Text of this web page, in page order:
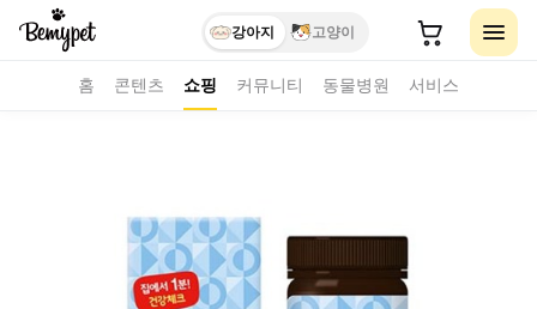
강아지 고양이
홈 콘텐츠 쇼핑 커뮤니티 동물병원 서비스